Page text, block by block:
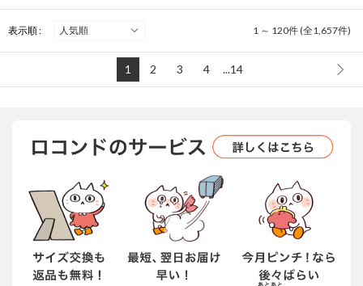
表示順 : 1 ～ 120件 (全1,657件)
1 2 3 4 ...14